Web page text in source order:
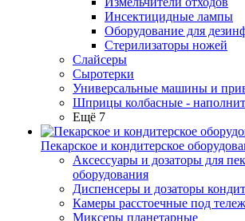
Инсектицидные лампы
Оборудование для
Стерилизаторы ножей
Слайсеры
Сыротерки
Универсальные машины и
Шприцы колбасные -
Ещё 7
Пекарское и кондитерское
Аксессуары и дозаторы для
оборудования
Диспенсеры и дозаторы
Камеры расстоечные под
Миксеры планетарные